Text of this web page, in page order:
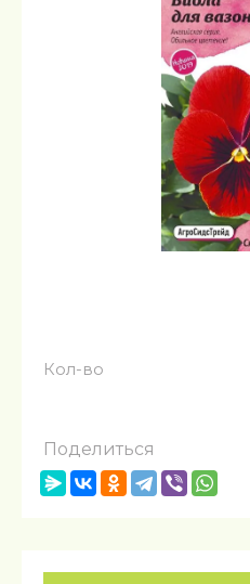
Кол-во
Поделиться